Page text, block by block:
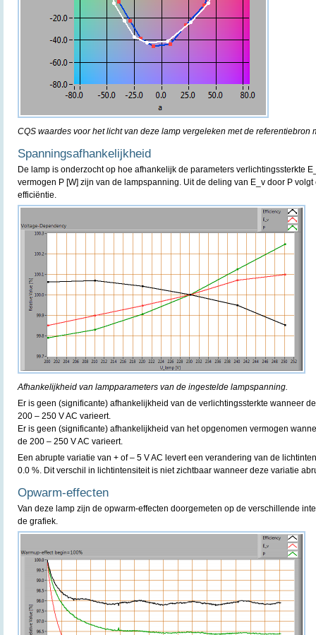
CQS waardes voor het licht van deze lamp vergeleken met de referentiebron
Spanningsafhankelijkheid
De lamp is onderzocht op hoe afhankelijk de parameters verlichtingssterkte
vermogen P [W] zijn van de lampspanning. Uit de deling van E_v door P
efficiëntie.
Afhankelijkheid van lampparameters van de ingestelde lampspanning.
Er is geen (significante) afhankelijkheid van de verlichtingssterkte wanneer
200 – 250 V AC varieert.
Er is geen (significante) afhankelijkheid van het opgenomen vermogen
de 200 – 250 V AC varieert.
Een abrupte variatie van + of – 5 V AC levert een verandering van de
0.0 %. Dit verschil in lichtintensiteit is niet zichtbaar wanneer deze variatie
Opwarm-effecten
Van deze lamp zijn de opwarm-effecten doorgemeten op de verschillende
de grafiek.